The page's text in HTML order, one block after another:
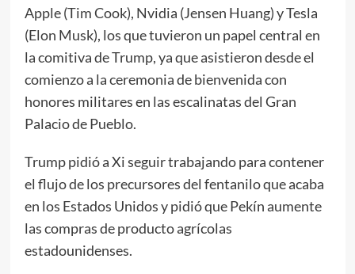
Apple (Tim Cook), Nvidia (Jensen Huang) y Tesla
(Elon Musk), los que tuvieron un papel central en
la comitiva de Trump, ya que asistieron desde el
comienzo a la ceremonia de bienvenida con
honores militares en las escalinatas del Gran
Palacio de Pueblo.
Trump pidió a Xi seguir trabajando para contener
el flujo de los precursores del fentanilo que acaba
en los Estados Unidos y pidió que Pekín aumente
las compras de producto agrícolas
estadounidenses.